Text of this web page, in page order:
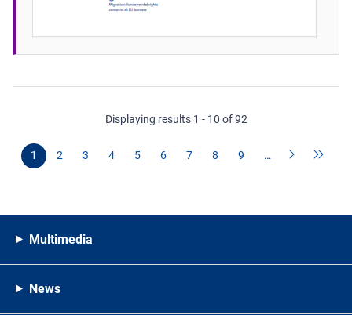
Displaying results 1 - 10 of 92
1 2 3 4 5 6 7 8 9 …
Multimedia
News